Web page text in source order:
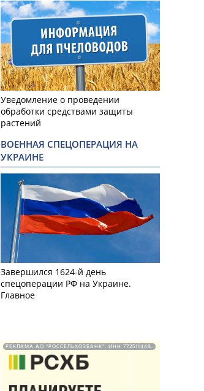
Уведомление о проведении
обработки средствами защиты
растений
ВОЕННАЯ СПЕЦОПЕРАЦИЯ НА
УКРАИНЕ
Завершился 1624-й день
спецоперации РФ на Украине.
Главное
РЕКЛАМА АО "РОССЕЛЬХОЗБАНК". ИНН 772511448.